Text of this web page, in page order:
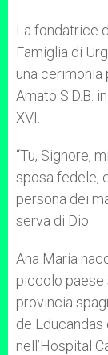
La fondatrice
Famiglia di
una cerimonia
Amato S.D.B.
XVI.
“Tu, Signore,
sposa fedele,
persona dei
serva di Dio.
Ana María
piccolo paese
provincia
de Educandas
nell’Hospital